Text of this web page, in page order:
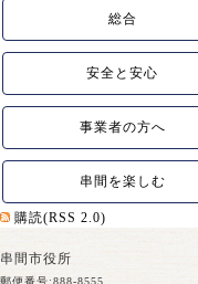
総合
安全と安心
事業者の方へ
串間を楽しむ
購読(RSS 2.0)
串間市役所
郵便番号:888-8555